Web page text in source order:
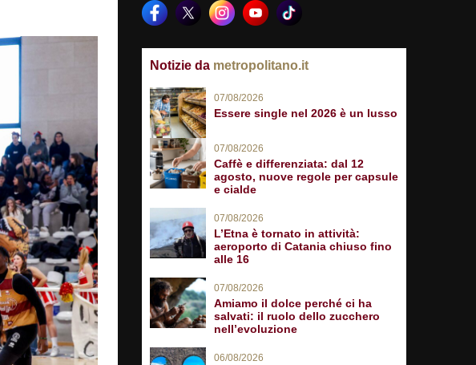
Notizie da metropolitano.it
07/08/2026
Essere single nel 2026 è un lusso
07/08/2026
Caffè e differenziata: dal 12
agosto, nuove regole per capsule
e cialde
07/08/2026
L’Etna è tornato in attività:
aeroporto di Catania chiuso fino
alle 16
07/08/2026
Amiamo il dolce perché ci ha
salvati: il ruolo dello zucchero
nell’evoluzione
06/08/2026